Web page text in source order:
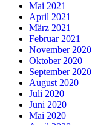
Mai 2021
April 2021
März 2021
Februar 2021
November 2020
Oktober 2020
September 2020
August 2020
Juli 2020
Juni 2020
Mai 2020